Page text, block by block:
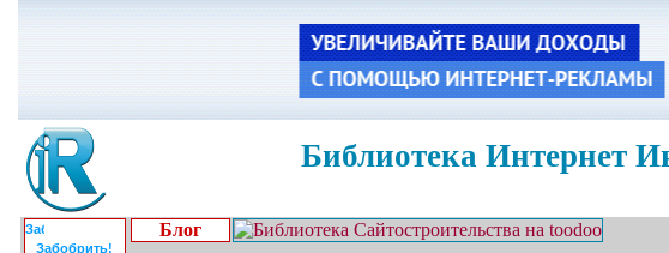
Библиотека Интернет
Забобрить!
Блог